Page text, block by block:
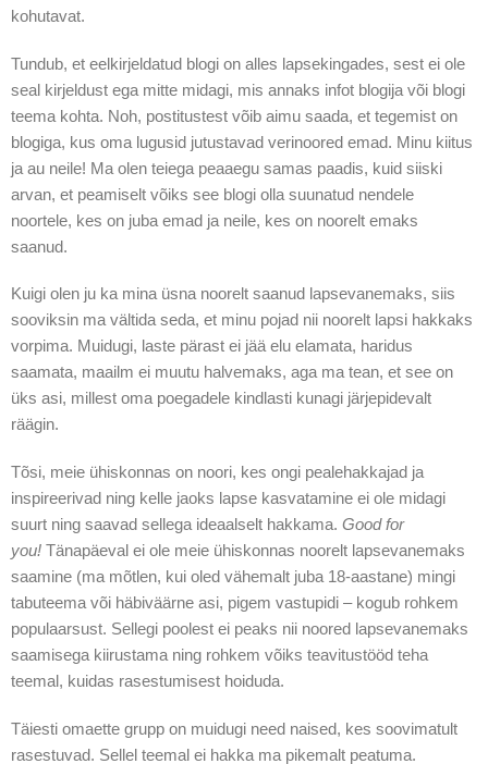
kohutavat.
Tundub, et eelkirjeldatud blogi on alles lapsekingades, sest ei ole
seal kirjeldust ega mitte midagi, mis annaks infot blogija või blogi
teema kohta. Noh, postitustest võib aimu saada, et tegemist on
blogiga, kus oma lugusid jutustavad verinoored emad. Minu kiitus
ja au neile! Ma olen teiega peaaegu samas paadis, kuid siiski
arvan, et peamiselt võiks see blogi olla suunatud nendele
noortele, kes on juba emad ja neile, kes on noorelt emaks
saanud.
Kuigi olen ju ka mina üsna noorelt saanud lapsevanemaks, siis
sooviksin ma vältida seda, et minu pojad nii noorelt lapsi hakkaks
vorpima. Muidugi, laste pärast ei jää elu elamata, haridus
saamata, maailm ei muutu halvemaks, aga ma tean, et see on
üks asi, millest oma poegadele kindlasti kunagi järjepidevalt
räägin.
Tõsi, meie ühiskonnas on noori, kes ongi pealehakkajad ja
inspireerivad ning kelle jaoks lapse kasvatamine ei ole midagi
suurt ning saavad sellega ideaalselt hakkama. Good for
you! Tänapäeval ei ole meie ühiskonnas noorelt lapsevanemaks
saamine (ma mõtlen, kui oled vähemalt juba 18-aastane) mingi
tabuteema või häbiväärne asi, pigem vastupidi – kogub rohkem
populaarsust. Sellegi poolest ei peaks nii noored lapsevanemaks
saamisega kiirustama ning rohkem võiks teavitustööd teha
teemal, kuidas rasestumisest hoiduda.
Täiesti omaette grupp on muidugi need naised, kes soovimatult
rasestuvad. Sellel teemal ei hakka ma pikemalt peatuma.